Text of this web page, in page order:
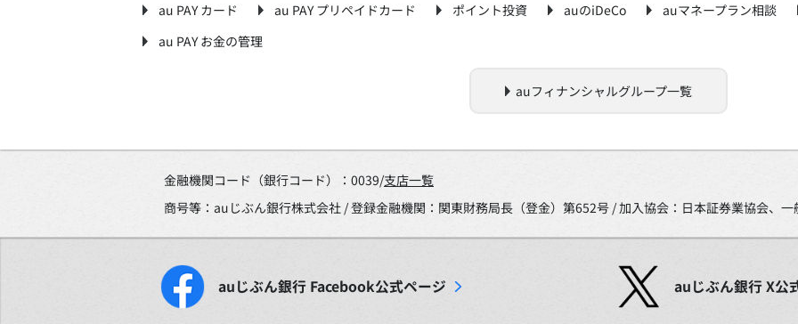
au PAY カード au PAY プリペイドカード ポイント投資 auのiDeCo
auマネープラン相談
au PAY お金の管理
auフィナンシャルグループ一覧
金融機関コード（銀行コード）：0039/支店一覧
商号等：auじぶん銀行株式会社 / 登録金融機関：関東財務局長（登金）第652号 / 加入協会：日本証券業協会、
auじぶん銀行 Facebook公式ページ auじぶん銀行X公